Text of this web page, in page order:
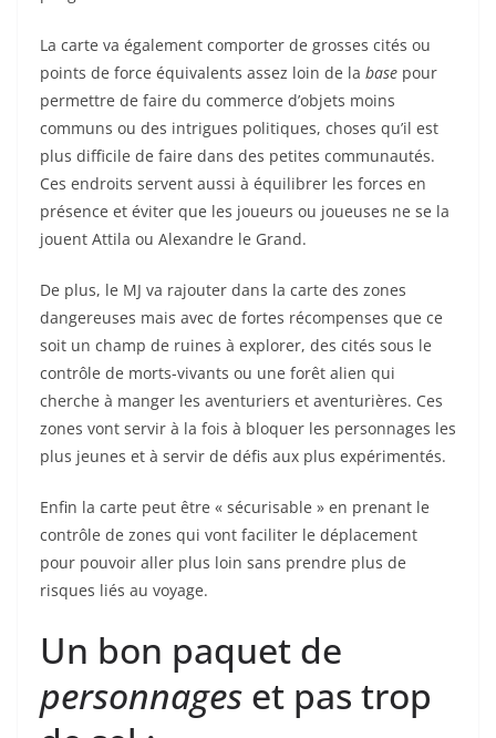
La carte va également comporter de grosses cités ou
points de force équivalents assez loin de la base pour
permettre de faire du commerce d’objets moins
communs ou des intrigues politiques, choses qu’il est
plus difficile de faire dans des petites communautés.
Ces endroits servent aussi à équilibrer les forces en
présence et éviter que les joueurs ou joueuses ne se la
jouent Attila ou Alexandre le Grand.
De plus, le MJ va rajouter dans la carte des zones
dangereuses mais avec de fortes récompenses que ce
soit un champ de ruines à explorer, des cités sous le
contrôle de morts-vivants ou une forêt alien qui
cherche à manger les aventuriers et aventurières. Ces
zones vont servir à la fois à bloquer les personnages les
plus jeunes et à servir de défis aux plus expérimentés.
Enfin la carte peut être « sécurisable » en prenant le
contrôle de zones qui vont faciliter le déplacement
pour pouvoir aller plus loin sans prendre plus de
risques liés au voyage.
Un bon paquet de
personnages et pas trop